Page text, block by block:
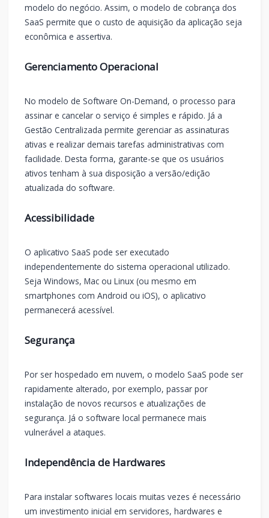
modelo do negócio. Assim, o modelo de cobrança dos
SaaS permite que o custo de aquisição da aplicação seja
econômica e assertiva.
Gerenciamento Operacional
No modelo de Software On-Demand, o processo para
assinar e cancelar o serviço é simples e rápido. Já a
Gestão Centralizada permite gerenciar as assinaturas
ativas e realizar demais tarefas administrativas com
facilidade. Desta forma, garante-se que os usuários
ativos tenham à sua disposição a versão/edição
atualizada do software.
Acessibilidade
O aplicativo SaaS pode ser executado
independentemente do sistema operacional utilizado.
Seja Windows, Mac ou Linux (ou mesmo em
smartphones com Android ou iOS), o aplicativo
permanecerá acessível.
Segurança
Por ser hospedado em nuvem, o modelo SaaS pode ser
rapidamente alterado, por exemplo, passar por
instalação de novos recursos e atualizações de
segurança. Já o software local permanece mais
vulnerável a ataques.
Independência de Hardwares
Para instalar softwares locais muitas vezes é necessário
um investimento inicial em servidores, hardwares e